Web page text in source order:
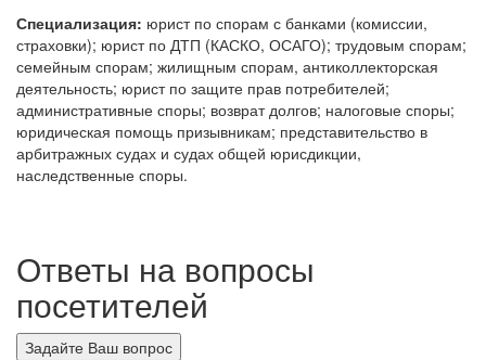
Специализация: юрист по спорам с банками (комиссии,
страховки); юрист по ДТП (КАСКО, ОСАГО); трудовым спорам;
семейным спорам; жилищным спорам, антиколлекторская
деятельность; юрист по защите прав потребителей;
административные споры; возврат долгов; налоговые споры;
юридическая помощь призывникам; представительство в
арбитражных судах и судах общей юрисдикции,
наследственные споры.
Ответы на вопросы
посетителей
Задайте Ваш вопрос